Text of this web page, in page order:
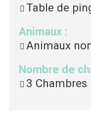
Table de
Animaux :
Animaux
Nombre de
3 Chambres